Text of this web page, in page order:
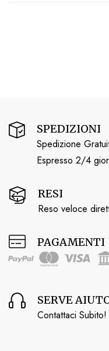
SPEDIZIONI
Spedizione
Espresso 2/4
RESI
Reso veloce
PAGAMENTI
SERVE
Contattaci Subito!